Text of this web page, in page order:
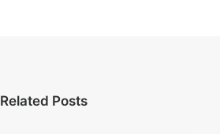
Related Posts